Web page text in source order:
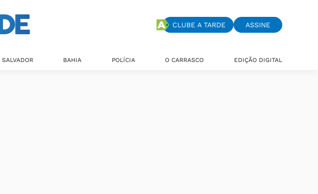
CLUBE A TARDE ASSINE
SALVADOR BAHIA POLÍCIA O CARRASCO EDIÇÃO DIGITAL